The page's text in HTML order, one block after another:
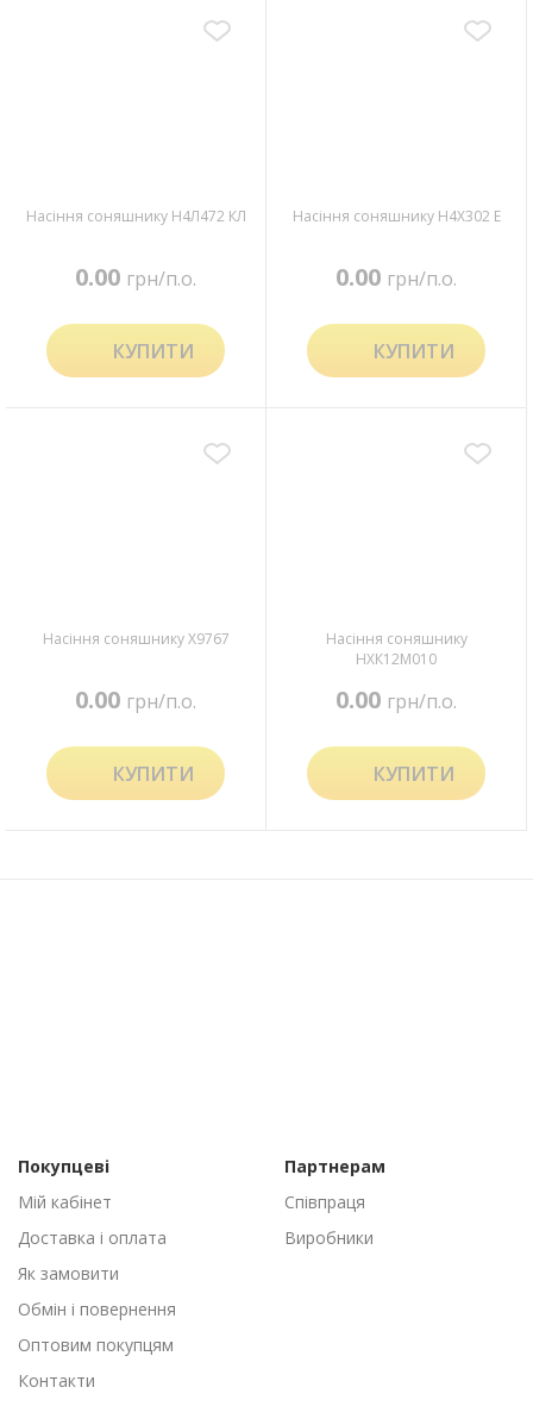
Насіння соняшнику Н4Л472 КЛ
0.00 грн/п.о.
КУПИТИ
Насіння соняшнику Н4Х302 Е
0.00 грн/п.о.
КУПИТИ
Насіння соняшнику Х9767
0.00 грн/п.о.
КУПИТИ
Насіння соняшнику
НХК12М010
0.00 грн/п.о.
КУПИТИ
Покупцеві
Мій кабінет
Доставка і оплата
Як замовити
Обмін і повернення
Оптовим покупцям
Контакти
Партнерам
Співпраця
Виробники